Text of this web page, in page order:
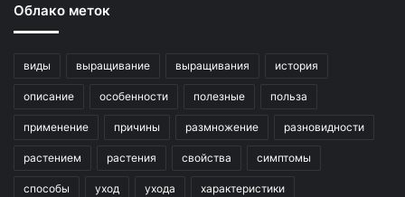
Облако меток
виды выращивание выращивания история
описание особенности полезные польза
применение причины размножение разновидности
растением растения свойства симптомы
способы уход ухода характеристики